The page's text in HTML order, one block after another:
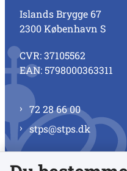
Islands Brygge 67
2300 København S
CVR: 37105562
EAN: 5798000363311
72 28 66 00
stps@stps.dk